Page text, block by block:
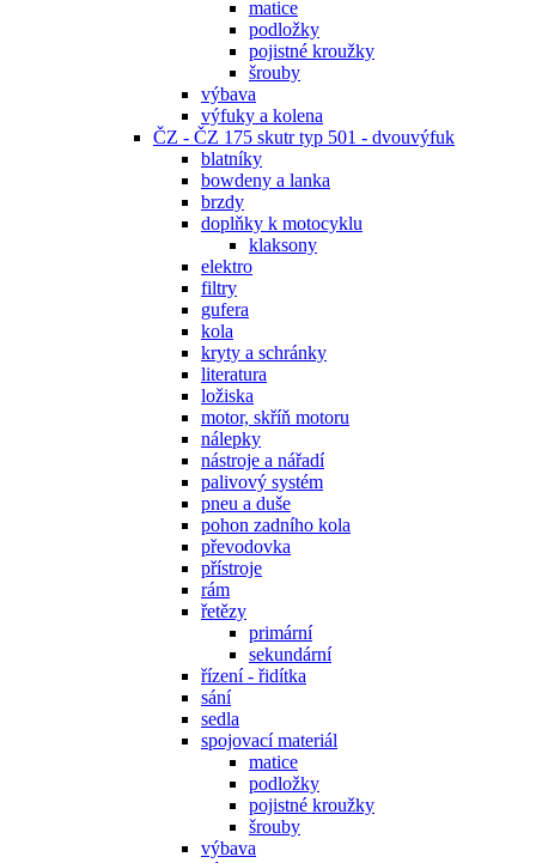
matice
podložky
pojistné kroužky
šrouby
výbava
výfuky a kolena
ČZ - ČZ 175 skutr typ 501 - dvouvýfuk
blatníky
bowdeny a lanka
brzdy
doplňky k motocyklu
klaksony
elektro
filtry
gufera
kola
kryty a schránky
literatura
ložiska
motor, skříň motoru
nálepky
nástroje a nářadí
palivový systém
pneu a duše
pohon zadního kola
převodovka
přístroje
rám
řetězy
primární
sekundární
řízení - řidítka
sání
sedla
spojovací materiál
matice
podložky
pojistné kroužky
šrouby
výbava